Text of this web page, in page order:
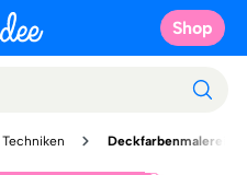
Shop
Deckfarbenmalerei